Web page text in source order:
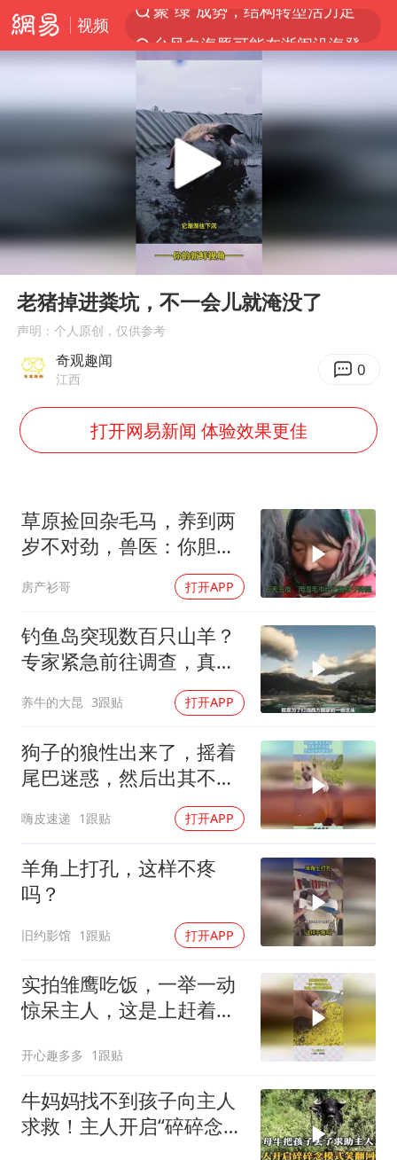
视频
女子利用漏洞0元薅走3000多件家电
台风白海豚影响中国已成定局
80后女柜员逆袭成4200亿银行副行长
金饰克价大幅跳涨
狄龙7300万提前续约值不值
多地要求领导干部带头休假
24小时不关空调 电费会更低吗
龚宝冬烈士安葬仪式举行
中央气象台发布台风黄色预警
中国五箭齐发反制美国
中国经济展现强大韧性和活力
Play
00:00 00:11
老猪掉进粪坑，不一会儿就淹没了
声明：个人原创，仅供参考
奇观趣闻
江西 0
打开网易新闻 体验效果更佳
草原捡回杂毛马，养到两
岁不对劲，兽医：你胆子
房产衫哥 打开APP
钓鱼岛突现数百只山羊？
专家紧急前往调查，真实
养牛的大昆 3跟贴 打开APP
狗子的狼性出来了，摇着
尾巴迷惑，然后出其不备
嗨皮速递 1跟贴 打开APP
羊角上打孔，这样不疼
吗？
旧约影馆 1跟贴 打开APP
实拍雏鹰吃饭，一举一动
惊呆主人，这是上赶着去
开心趣多多 1跟贴
牛妈妈找不到孩子向主人
求救！主人开启“碎碎念”